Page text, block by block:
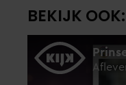
BEKIJK OOK: